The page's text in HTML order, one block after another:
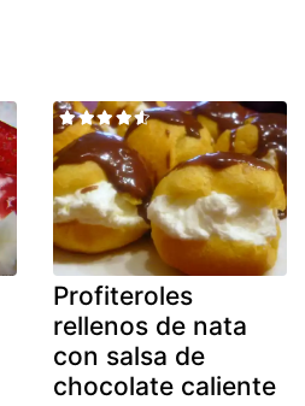
Profiteroles
rellenos de nata
con salsa de
chocolate caliente